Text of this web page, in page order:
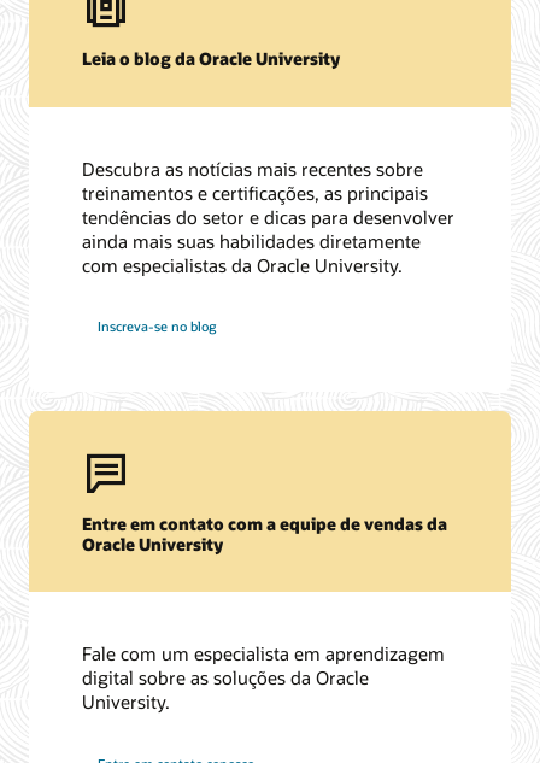
Leia o blog da Oracle University
Descubra as notícias mais recentes sobre
treinamentos e certificações, as principais
tendências do setor e dicas para desenvolver
ainda mais suas habilidades diretamente
com especialistas da Oracle University.
Inscreva-se no blog
Entre em contato com a equipe de vendas da
Oracle University
Fale com um especialista em aprendizagem
digital sobre as soluções da Oracle
University.